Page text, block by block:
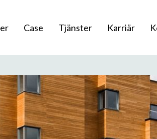
Case Tjänster Karriär